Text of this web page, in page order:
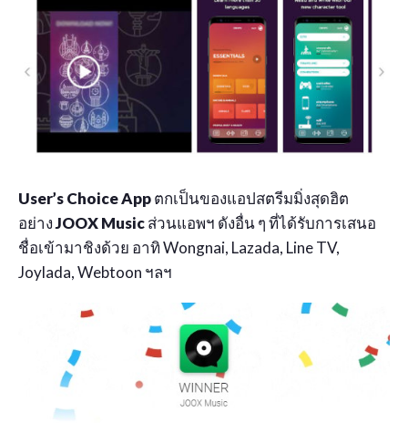
User’s Choice Appตกเป็นของแอปสตรีมมิ่งสุดฮิต
อย่างJOOX Musicส่วนแอพฯ ดังอื่น ๆ ที่ได้รับการเสนอ
ชื่อเข้ามาชิงด้วย อาทิ Wongnai, Lazada, Line TV,
Joylada, Webtoon ฯลฯ